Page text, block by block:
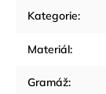
Kategorie:
Materiál:
Gramáž: